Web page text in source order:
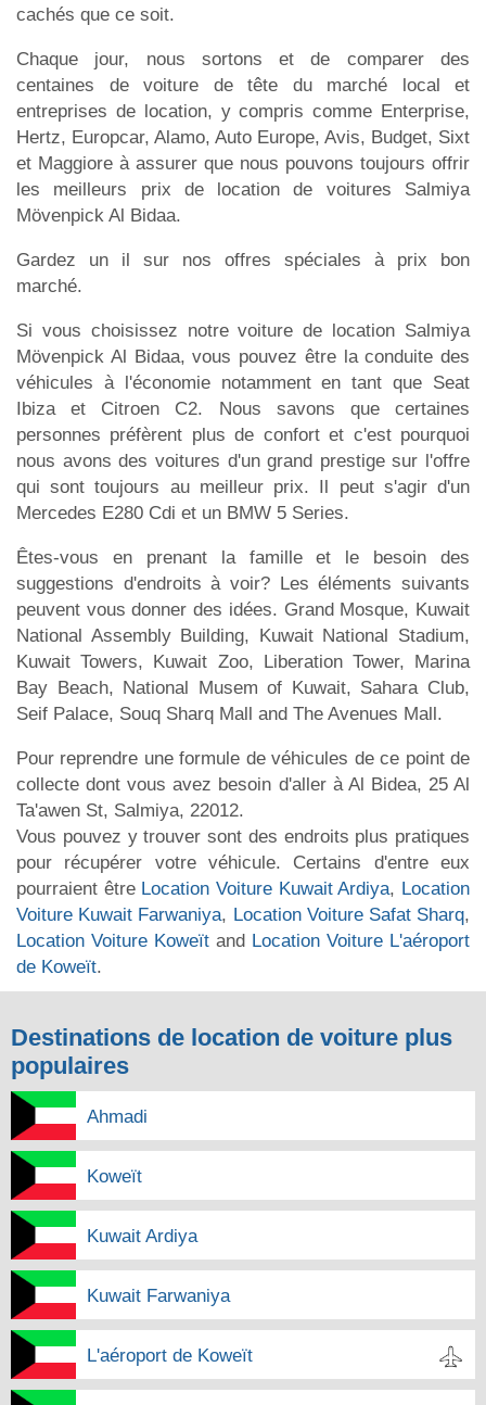
cachés que ce soit.
Chaque jour, nous sortons et de comparer des
centaines de voiture de tête du marché local et
entreprises de location, y compris comme Enterprise,
Hertz, Europcar, Alamo, Auto Europe, Avis, Budget, Sixt
et Maggiore à assurer que nous pouvons toujours offrir
les meilleurs prix de location de voitures Salmiya
Mövenpick Al Bidaa.
Gardez un il sur nos offres spéciales à prix bon
marché.
Si vous choisissez notre voiture de location Salmiya
Mövenpick Al Bidaa, vous pouvez être la conduite des
véhicules à l'économie notamment en tant que Seat
Ibiza et Citroen C2. Nous savons que certaines
personnes préfèrent plus de confort et c'est pourquoi
nous avons des voitures d'un grand prestige sur l'offre
qui sont toujours au meilleur prix. Il peut s'agir d'un
Mercedes E280 Cdi et un BMW 5 Series.
Êtes-vous en prenant la famille et le besoin des
suggestions d'endroits à voir? Les éléments suivants
peuvent vous donner des idées. Grand Mosque, Kuwait
National Assembly Building, Kuwait National Stadium,
Kuwait Towers, Kuwait Zoo, Liberation Tower, Marina
Bay Beach, National Musem of Kuwait, Sahara Club,
Seif Palace, Souq Sharq Mall and The Avenues Mall.
Pour reprendre une formule de véhicules de ce point de
collecte dont vous avez besoin d'aller à Al Bidea, 25 Al
Ta'awen St, Salmiya, 22012.
Vous pouvez y trouver sont des endroits plus pratiques
pour récupérer votre véhicule. Certains d'entre eux
pourraient être Location Voiture Kuwait Ardiya, Location
Voiture Kuwait Farwaniya, Location Voiture Safat Sharq,
Location Voiture Koweït and Location Voiture L'aéroport
de Koweït.
Destinations de location de voiture plus
populaires
Ahmadi
Koweït
Kuwait Ardiya
Kuwait Farwaniya
L'aéroport de Koweït